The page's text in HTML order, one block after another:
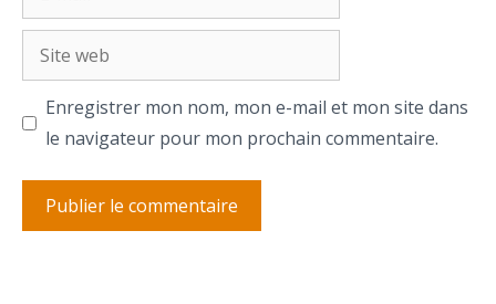
mail
Site
web
Enregistrer mon nom, mon e-mail et mon site dans
le navigateur pour mon prochain commentaire.